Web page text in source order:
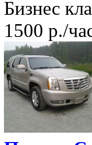
Бизнес
1500 р./